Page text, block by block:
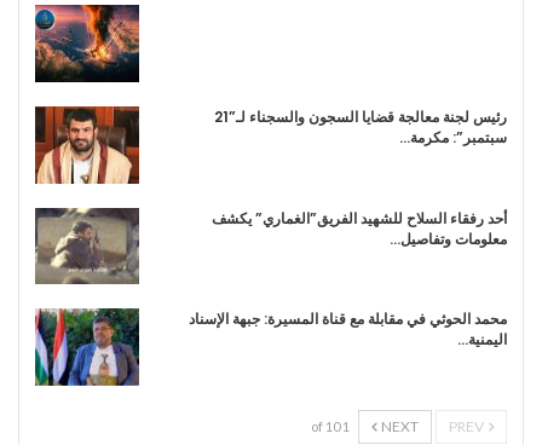
رئيس لجنة معالجة قضايا السجون والسجناء لـ”21
سبتمبر”: مكرمة…
أحد رفقاء السلاح للشهيد الفريق”الغماري” يكشف
معلومات وتفاصيل…
محمد الحوثي في مقابلة مع قناة المسيرة: جبهة الإسناد
اليمنية…
NEXT
1 of 10